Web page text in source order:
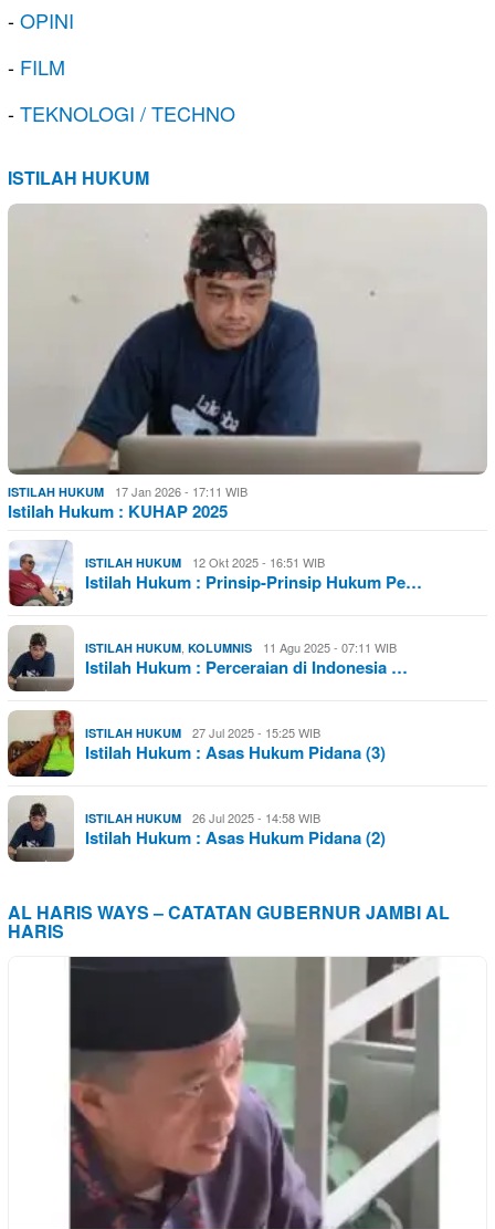
-OPINI
- FILM
-TEKNOLOGI / TECHNO
ISTILAH HUKUM
ISTILAH HUKUM 17 Jan 2026 - 17:11 WIB
Istilah Hukum : KUHAP 2025
ISTILAH HUKUM 12 Okt 2025 - 16:51 WIB
Istilah Hukum : Prinsip-Prinsip Hukum Pe…
ISTILAH HUKUM, KOLUMNIS 11 Agu 2025 - 07:11 WIB
Istilah Hukum : Perceraian di Indonesia …
ISTILAH HUKUM 27 Jul 2025 - 15:25 WIB
Istilah Hukum : Asas Hukum Pidana (3)
ISTILAH HUKUM 26 Jul 2025 - 14:58 WIB
Istilah Hukum : Asas Hukum Pidana (2)
AL HARIS WAYS – CATATAN GUBERNUR JAMBI AL
HARIS